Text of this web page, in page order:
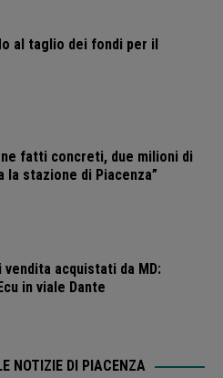
al taglio dei fondi per il
fatti concreti, due milioni di
la stazione di Piacenza”
acquistati da MD:
in viale Dante
NOTIZIE DI PIACENZA